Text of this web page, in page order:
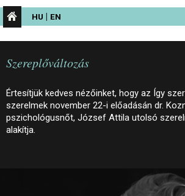
HU | EN
PROGRAMOK
AZ ÉPÜLET
INFORMÁCIÓK
ELÉRHETŐSÉG
Szereplőváltozás
Értesítjük kedves nézőinket, hogy az Így
szerelmek november 22-i előadásán dr.
pszichológusnőt, József Attila utolsó
alakítja.